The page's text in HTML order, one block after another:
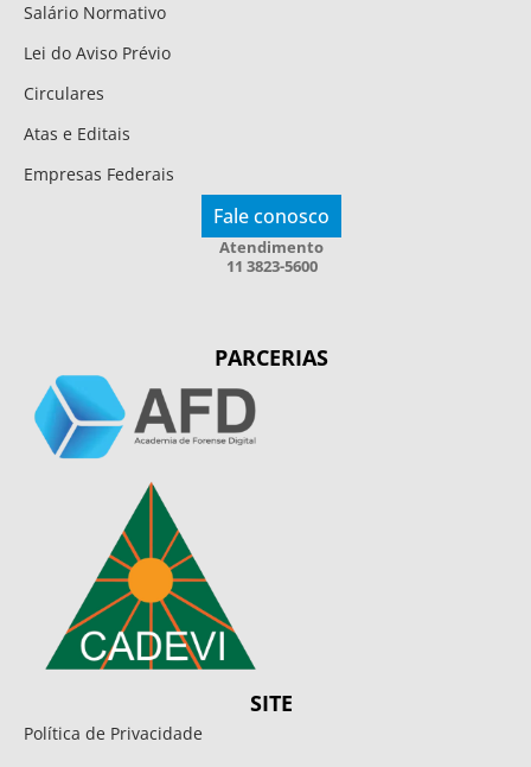
Salário Normativo
Lei do Aviso Prévio
Circulares
Atas e Editais
Empresas Federais
Fale conosco
Atendimento
11 3823-5600
PARCERIAS
SITE
Política de Privacidade